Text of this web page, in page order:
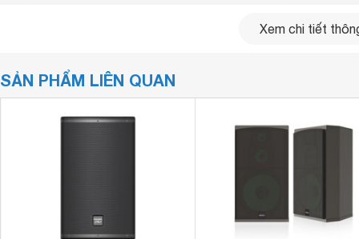
8 Ohms
Kích thước loa chính
Xem chi tiết
SẢN PHẨM LIÊN QUAN